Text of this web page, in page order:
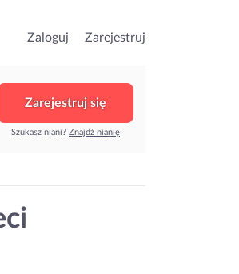
Zaloguj Zarejestruj
Zarejestruj się
Szukasz niani? Znajdź nianię